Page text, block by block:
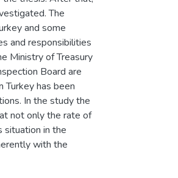
The
and some
and responsibilities
Ministry of Treasury
Board are
Turkey has been
In the study the
not only the rate of
situation in the
with the